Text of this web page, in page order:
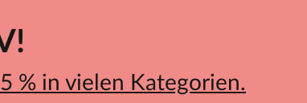
% in vielen Kategorien.